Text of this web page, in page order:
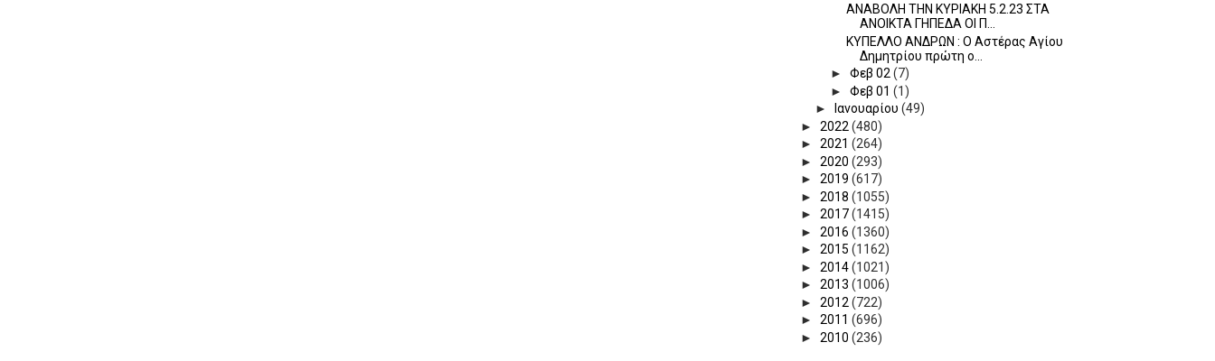
ΑΝΑΒΟΛΗ ΤΗΝ ΚΥΡΙΑΚΗ 5.2.23 ΣΤΑ
ΑΝΟΙΚΤΑ ΓΗΠΕΔΑ ΟΙ Π...
ΚΥΠΕΛΛΟ ΑΝΔΡΩΝ : Ο Αστέρας Αγίου
Δημητρίου πρώτη ο...
►Φεβ 02(7)
►Φεβ 01(1)
►
Ιανουαρίου(49)
► 2022 (480)
► 2021 (264)
► 2020 (293)
► 2019 (617)
► 2018 (1055)
► 2017(1415)
► 2016 (1360)
► 2015 (1162)
► 2014(1021)
► 2013 (1006)
► 2012 (722)
► 2011 (696)
► 2010 (236)